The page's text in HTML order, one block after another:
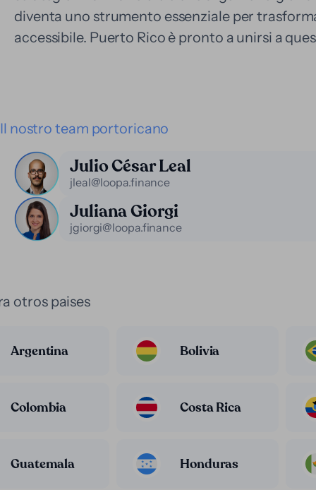
diventa uno strumento essenziale per
accessibile. Puerto Rico è pronto a unirsi a
Il nostro team portoricano
Julio César Leal
jleal@loopa.finance
Juliana Giorgi
jgiorgi@loopa.finance
otros paises
Argentina Bolivia
Colombia Costa Rica
Guatemala Honduras